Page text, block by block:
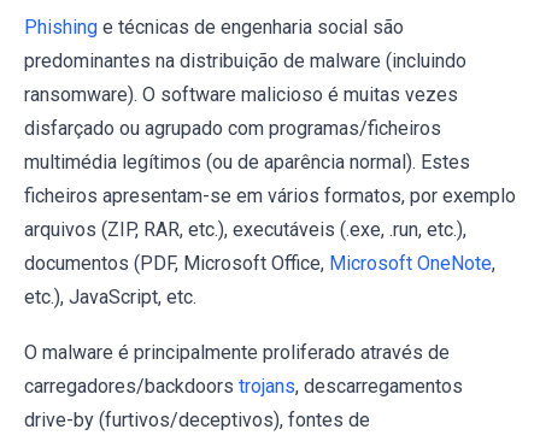
Phishing e técnicas de engenharia social são
predominantes na distribuição de malware (incluindo
ransomware). O software malicioso é muitas vezes
disfarçado ou agrupado com programas/ficheiros
multimédia legítimos (ou de aparência normal). Estes
ficheiros apresentam-se em vários formatos, por exemplo
arquivos (ZIP, RAR, etc.), executáveis (.exe, .run, etc.),
documentos (PDF, Microsoft Office, Microsoft OneNote,
etc.), JavaScript, etc.
O malware é principalmente proliferado através de
carregadores/backdoors trojans, descarregamentos
drive-by (furtivos/deceptivos), fontes de